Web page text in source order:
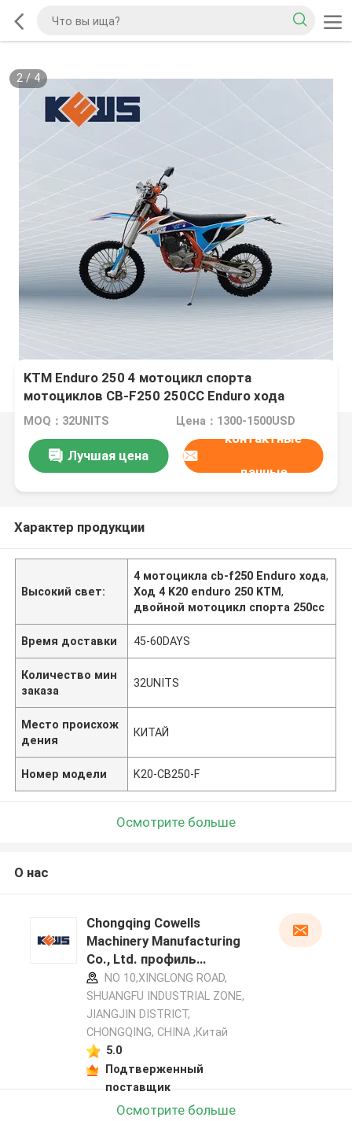
2/4
KTM Enduro 250 4 мотоцикл спорта
мотоциклов CB-F250 250CC Enduro хода
двойной
MOQ：32UNITS Цена：1300-1500USD
Лучшая цена
контактные
данные
Характер продукции
Высокий свет:
4 мотоцикла cb-f250 Enduro хода,
Ход 4 K20 enduro 250 KTM,
двойной мотоцикл спорта 250cc
Время доставки 45-60DAYS
Количество мин
заказа
32UNITS
Место происхож
дения
КИТАЙ
Номер модели K20-CB250-F
Осмотрите больше
О нас
Chongqing Cowells
Machinery Manufacturing
Co., Ltd. профиль
производителя
NO 10,XINGLONG ROAD,
SHUANGFU INDUSTRIAL ZONE,
JIANGJIN DISTRICT,
CHONGQING, CHINA ,Китай
5.0
Подтверженный
поставщик
Осмотрите больше